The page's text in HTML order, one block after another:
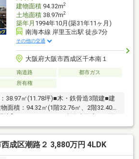
建物面積94.32m2
土地面積38.97m2
築年月 1994年10月(築31年11ヶ月)
南海本線 岸里玉出駅 徒歩7分
その他の交通
大阪府大阪市西成区千本南１
南道路
都市ガス
所有権
38.97㎡(11.78坪)■木・鉄骨造3階建■建
面積：94.32㎡(1階32.76㎡、2階32.40
マザキ西成岸里店まで約300ｍ/徒歩4
約230ｍ/徒歩3分■大阪市立千本小学校
市立成南中学校まで約400ｍ/徒歩5分■
2分【交通アクセス】■南海電鉄南海本
成区潮路２ 3,880万円 4LDK